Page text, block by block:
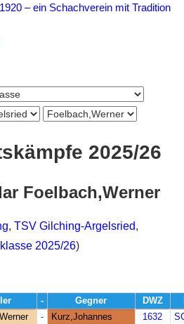
2025/26
Foelbach,Werner
, TSV Gilching-Argelsried,
2025/26)
- Gegner DWZ
- Kurz,Johannes 1632